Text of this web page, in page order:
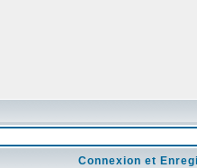
Connexion et